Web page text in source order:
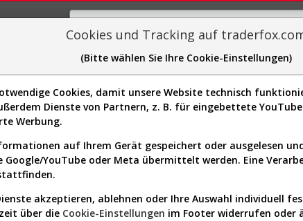
Sector-Spider Easy-Scan Visualizations
ist nur für Premium-
Cookies und Tracking auf
(Bitte wählen Sie Ihre Cookie-Einstellungen)
Cookies, damit unsere Website technisch
Dienste von Partnern, z. B. für eingebettete
Werbung.
auf Ihrem Gerät gespeichert oder ausgelesen
YouTube oder Meta übermittelt werden. Eine
akzeptieren, ablehnen oder Ihre Auswahl individuell
über die Cookie-Einstellungen im Footer widerrufen oder